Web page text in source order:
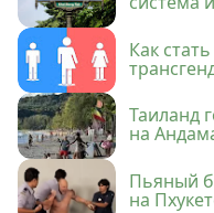
Как
Таиланд
на
Пьяный
на